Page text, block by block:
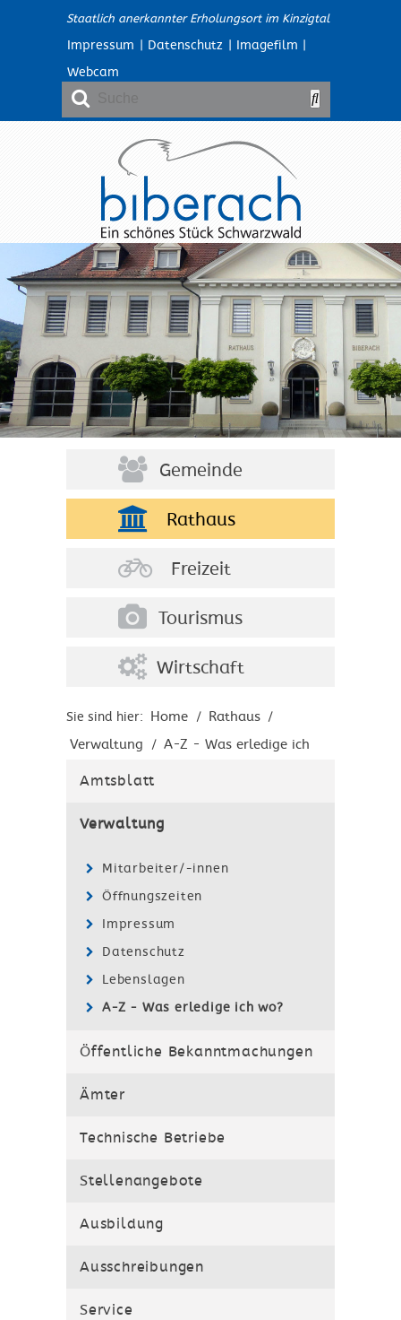
Staatlich anerkannter Erholungsort im Kinzigtal
Impressum | Datenschutz | Imagefilm |
Webcam
Gemeinde
Rathaus
Freizeit
Tourismus
Wirtschaft
Sie sind hier: Home / Rathaus /
Verwaltung / A-Z - Was erledige ich
Amtsblatt
Verwaltung
Mitarbeiter/-innen
Öffnungszeiten
Impressum
Datenschutz
Lebenslagen
A-Z - Was erledige ich wo?
Öffentliche Bekanntmachungen
Ämter
Technische Betriebe
Stellenangebote
Ausbildung
Ausschreibungen
Service